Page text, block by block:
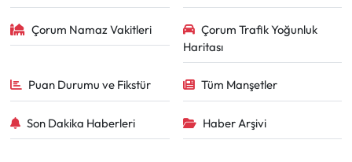
Çorum Namaz Vakitleri
Çorum Trafik Yoğunluk
Haritası
Puan Durumu ve Fikstür Tüm Manşetler
Son Dakika Haberleri Haber Arşivi